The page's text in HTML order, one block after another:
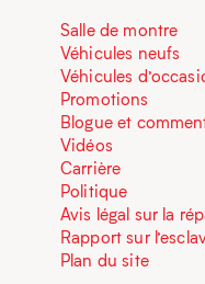
Salle de montre
Véhicules neufs
Véhicules
Promotions
Blogue et
Vidéos
Carrière
Politique
Avis légal sur la
Rapport sur
Plan du site